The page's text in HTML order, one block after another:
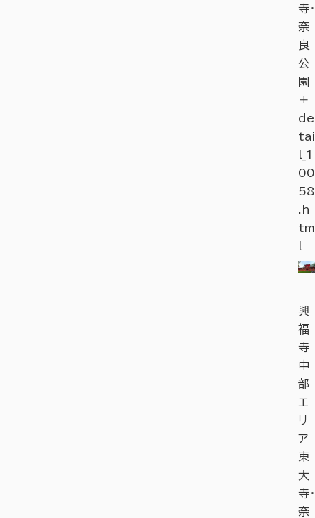
寺・
奈
良
公
園
＋
de
tai
l_1
00
58
.h
tm
興
福
寺
中
部
エ
リ
ア
東
大
寺・
奈